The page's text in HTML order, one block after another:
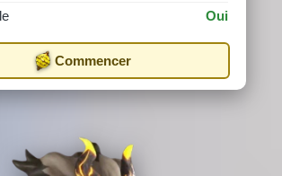
Oui
Commencer